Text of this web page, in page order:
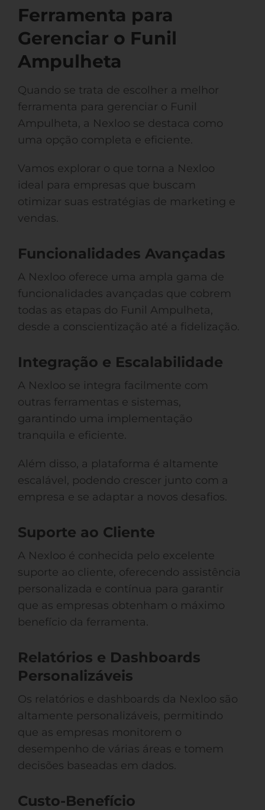
Ferramenta para
Gerenciar o Funil
Ampulheta
Quando se trata de escolher a melhor
ferramenta para gerenciar o Funil
Ampulheta, a Nexloo se destaca como
uma opção completa e eficiente.
Vamos explorar o que torna a Nexloo
ideal para empresas que buscam
otimizar suas estratégias de marketing e
vendas.
Funcionalidades Avançadas
A Nexloo oferece uma ampla gama de
funcionalidades avançadas que cobrem
todas as etapas do Funil Ampulheta,
desde a conscientização até a fidelização.
Integração e Escalabilidade
A Nexloo se integra facilmente com
outras ferramentas e sistemas,
garantindo uma implementação
tranquila e eficiente.
Além disso, a plataforma é altamente
escalável, podendo crescer junto com a
empresa e se adaptar a novos desafios.
Suporte ao Cliente
A Nexloo é conhecida pelo excelente
suporte ao cliente, oferecendo assistência
personalizada e contínua para garantir
que as empresas obtenham o máximo
benefício da ferramenta.
Relatórios e Dashboards
Personalizáveis
Os relatórios e dashboards da Nexloo são
altamente personalizáveis, permitindo
que as empresas monitorem o
desempenho de várias áreas e tomem
decisões baseadas em dados.
Custo-Benefício